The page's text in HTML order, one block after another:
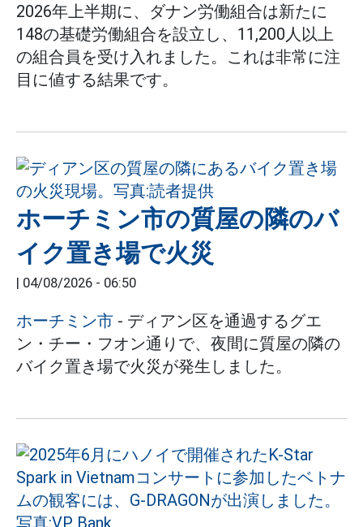
2026年上半期に、ダナン労働組合は新たに
148の基礎労働組合を設立し、11,200人以上
の組合員を受け入れました。これは非常に注
目に値する結果です。
ホーチミン市の質屋の隣のバ
イク置き場で火災
| 04/08/2026 - 06:50
ホーチミン市 - ディアン区を通過するグエ
ン・チー・フオン通りで、夜間に質屋の隣の
バイク置き場で火災が発生しました。